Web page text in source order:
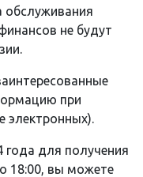
обслуживания
не будут
при
электронных).
года для получения
18:00, вы можете